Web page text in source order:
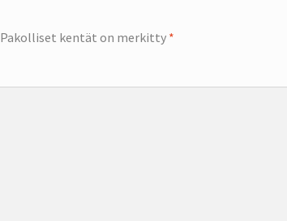
Pakolliset kentät on merkitty *